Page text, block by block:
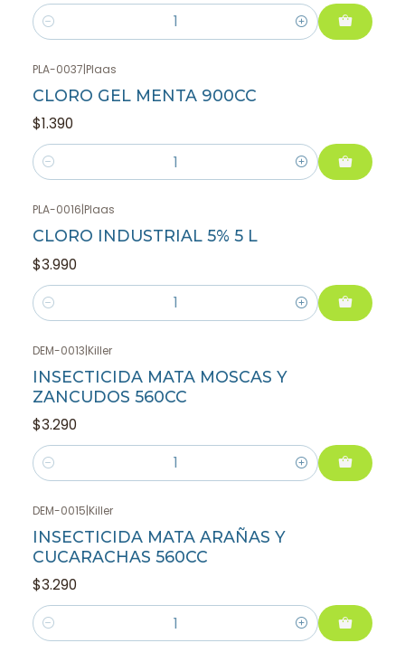
Cantidad
PLA-0037|Plaas
CLORO GEL MENTA 900CC
$1.390
Cantidad
PLA-0016|Plaas
CLORO INDUSTRIAL 5% 5 L
$3.990
Cantidad
DEM-0013|Killer
INSECTICIDA MATA MOSCAS Y
ZANCUDOS 560CC
$3.290
Cantidad
DEM-0015|Killer
INSECTICIDA MATA ARAÑAS Y
CUCARACHAS 560CC
$3.290
Cantidad